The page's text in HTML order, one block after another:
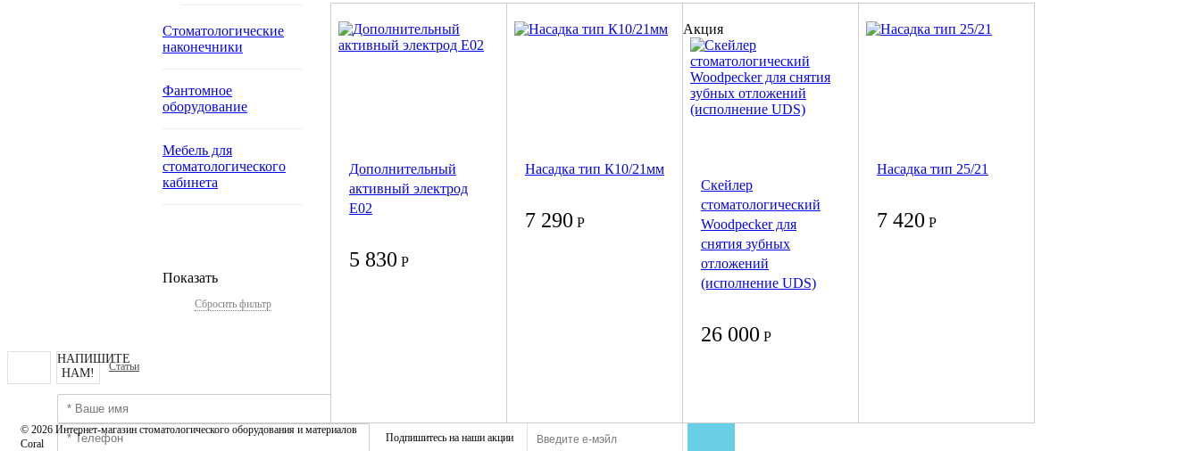
Стоматологические
наконечники
Фантомное
оборудование
Мебель для
стоматологического
кабинета
Показать
Сбросить фильтр
Дополнительный
активный электрод
Е02
5 830 Р
Насадка тип К10/21мм
7 290 Р
Акция
Скейлер
стоматологический
Woodpecker для
снятия зубных
отложений
(исполнение UDS)
26 000 Р
Насадка тип 25/21
7 420 Р
НАПИШИТЕ
НАМ!
Статьи
© 2026 Интернет-магазин стоматологического оборудования и материалов
Coral
Подпишитесь на наши акции